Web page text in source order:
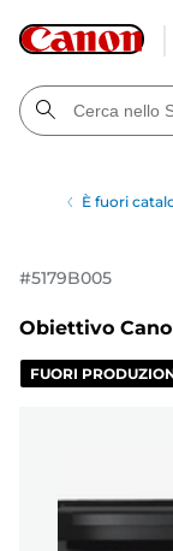
È fuori
#5179B005
Obiettivo
FUORI